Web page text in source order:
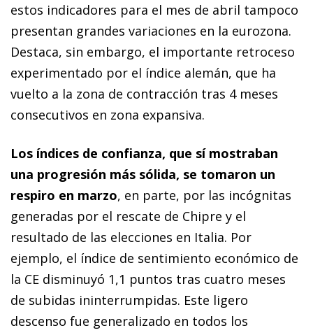
estos indicadores para el mes de abril tampoco
presentan grandes variaciones en la eurozona.
Destaca, sin embargo, el importante retroceso
experimentado por el índice alemán, que ha
vuelto a la zona de contracción tras 4 meses
consecutivos en zona expansiva.
Los índices de confianza, que sí mostraban
una progresión más sólida, se tomaron un
respiro en marzo, en parte, por las incógnitas
generadas por el rescate de Chipre y el
resultado de las elecciones en Italia. Por
ejemplo, el índice de sentimiento económico de
la CE disminuyó 1,1 puntos tras cuatro meses
de subidas ininterrumpidas. Este ligero
descenso fue generalizado en todos los